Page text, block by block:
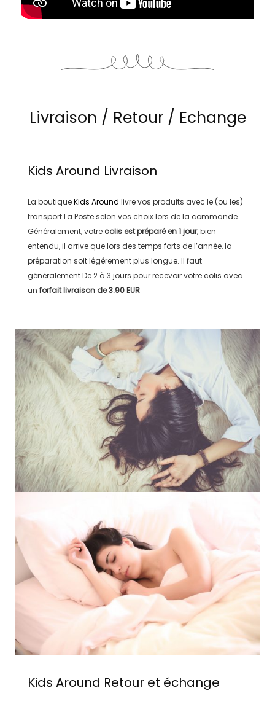
Livraison / Retour / Echange
Kids Around Livraison
La boutiqueKids Around livre vos produits avec le (ou les)
transportLa Posteselon vos choix lors de la commande.
Généralement, votre colis est préparé en1 jour, bien
entendu, il arrive que lors des temps forts de l’année, la
préparation soit légérement plus longue. Il faut
généralementDe 2 à 3 jours pour recevoir votre colis avec
un forfait livraison de3.90 EUR
Kids Around Retour et échange